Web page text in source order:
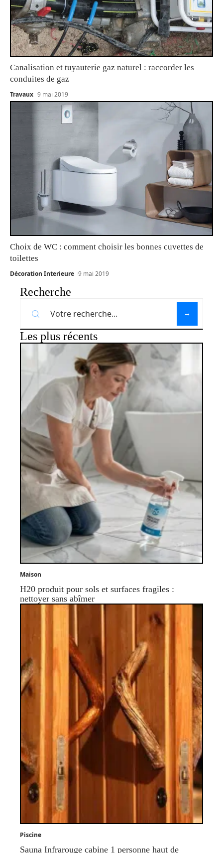
Canalisation et tuyauterie gaz naturel : raccorder les
conduites de gaz
Travaux 9 mai 2019
Choix de WC : comment choisir les bonnes cuvettes de
toilettes
Décoration Interieure 9 mai 2019
Recherche
Les plus récents
Maison
H20 produit pour sols et surfaces fragiles :
nettoyer sans abîmer
Piscine
Sauna Infrarouge cabine 1 personne haut de